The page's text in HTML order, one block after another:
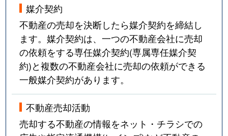
媒介契約
不動産の売却を決断したら媒介契約を締結し
ます。媒介契約は、一つの不動産会社に売却
の依頼をする専任媒介契約(専属専任媒介契
約)と複数の不動産会社に売却の依頼ができる
一般媒介契約があります。
不動産売却活動
売却する不動産の情報をネット・チラシでの